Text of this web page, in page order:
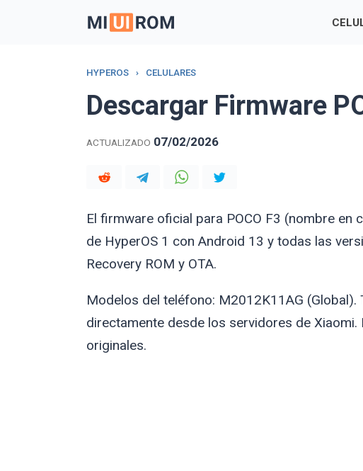
HYPEROS › CELULARES
Descargar Firmware
ACTUALIZADO 07/02/2026
El firmware oficial para POCO F3 (nombre en
de HyperOS 1 con Android 13 y todas las
Recovery ROM y OTA.
Modelos del teléfono: M2012K11AG
directamente desde los servidores de
originales.